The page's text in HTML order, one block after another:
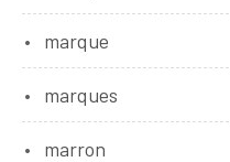
marque
marques
marron